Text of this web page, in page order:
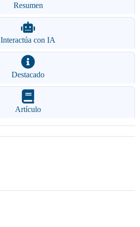
Resumen
Interactúa con IA
Destacado
Artículo